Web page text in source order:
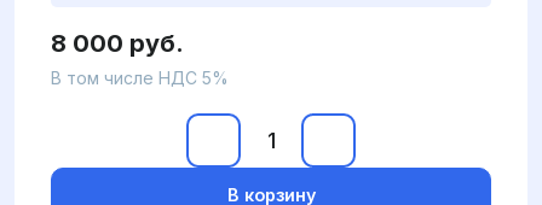
8 000 руб.
В том числе НДС 5%
В корзину